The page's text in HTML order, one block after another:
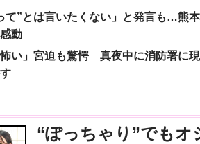
て”とは言いたくない」と発言も…熊
動
怖い」宮迫も驚愕 真夜中に消防署に
“ぽっちゃり”でも